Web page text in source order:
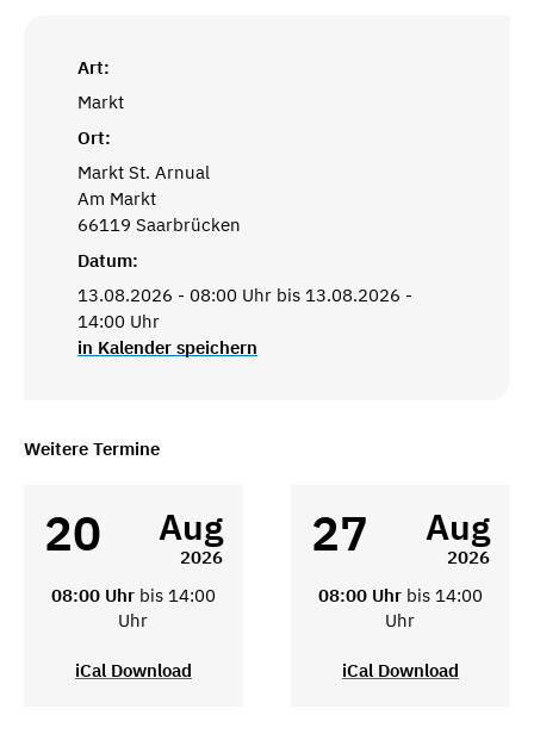
Art:
Markt
Ort:
Markt St. Arnual
Am Markt
66119 Saarbrücken
Datum:
13.08.2026 - 08:00 Uhr bis 13.08.2026 -
14:00 Uhr
in Kalender speichern
Weitere Termine
20 Aug
2026
08:00 Uhr bis 14:00
Uhr
iCal Download
27 Aug
2026
08:00 Uhr bis 14:00
Uhr
iCal Download